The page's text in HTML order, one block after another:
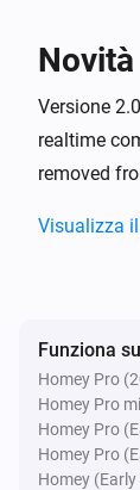
Novità
Versione
realtime
removed
Visualizza
Funziona su
Homey Pro
Homey Pro
Homey Pro
Homey Pro
Homey